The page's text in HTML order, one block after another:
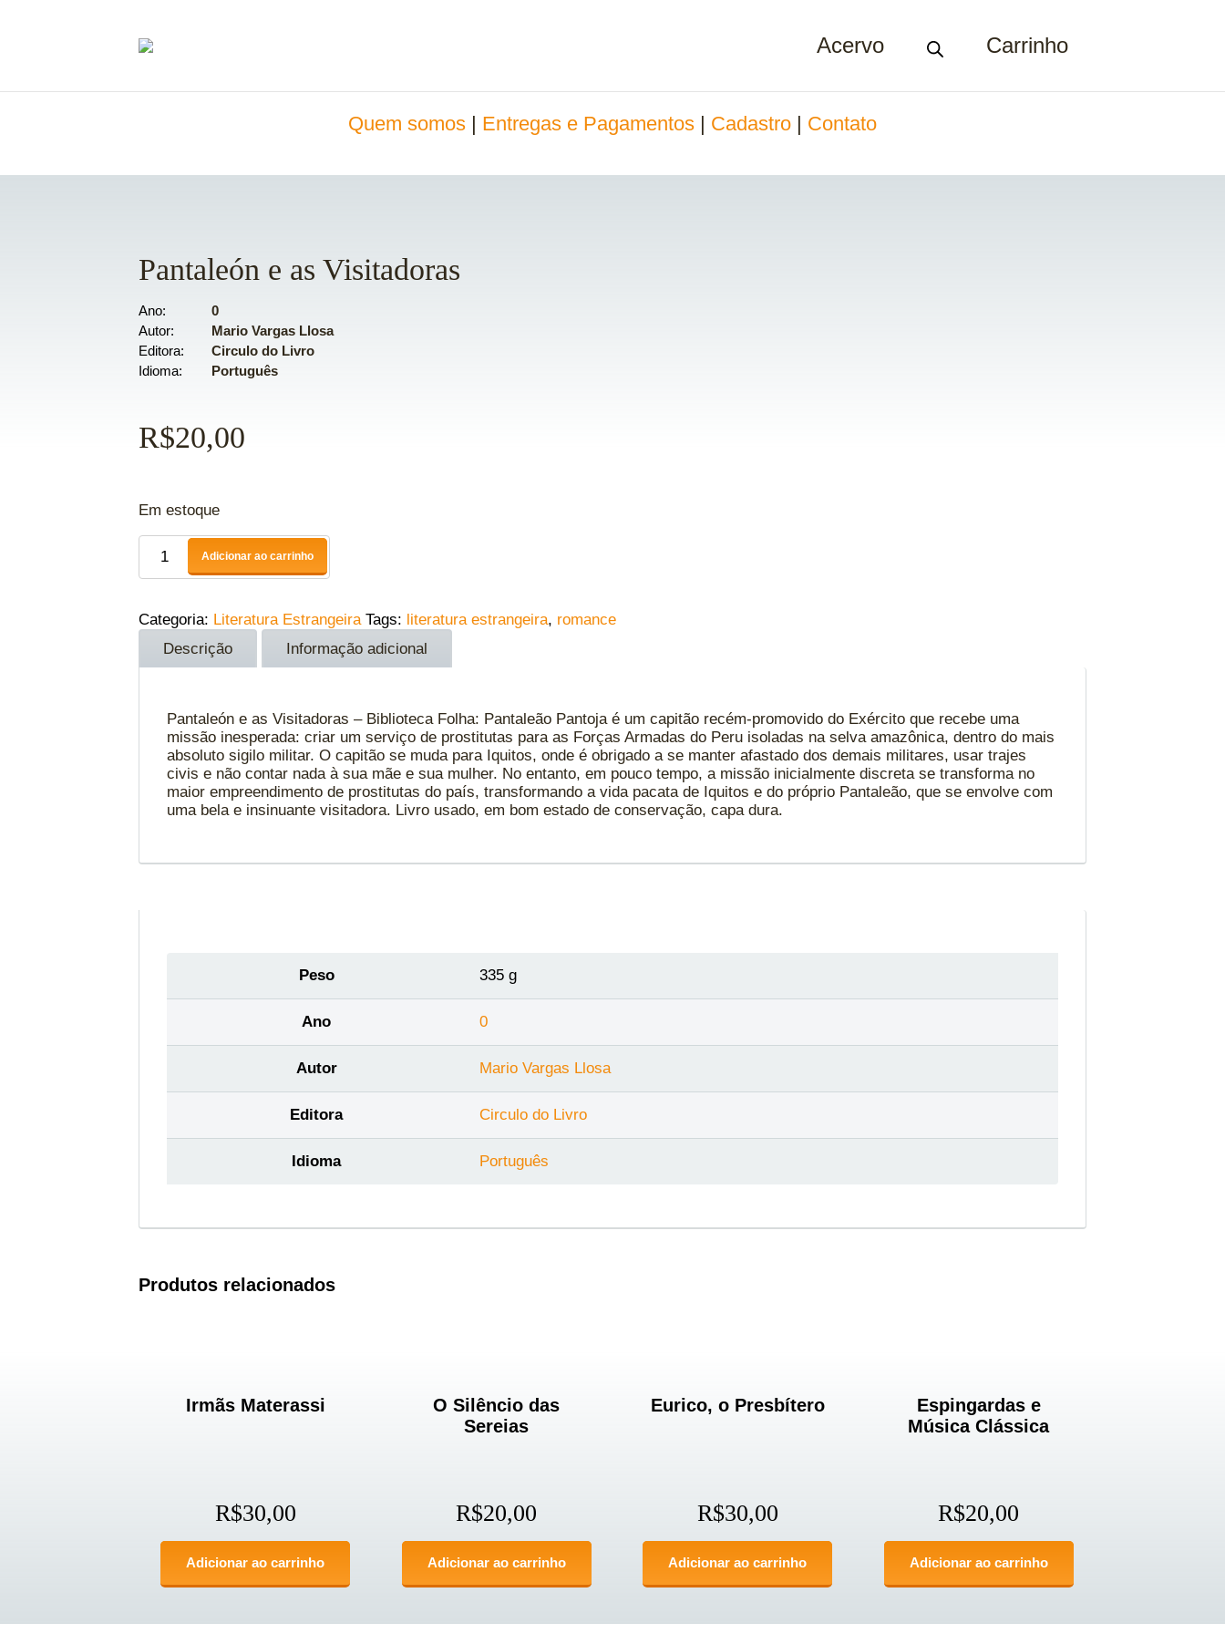
Acervo Carrinho
Quem somos Entregas e Pagamentos Cadastro Contato
Pantaleón e as Visitadoras
Ano
0
Autor
Mario Vargas Llosa
Editora
Circulo do Livro
Idioma
Português
R$20,00
Em estoque
Adicionar ao carrinho
Categoria: Literatura Estrangeira Tags: literatura estrangeira, romance
Descrição
Informação adicional
Pantaleón e as Visitadoras – Biblioteca Folha: Pantaleão Pantoja é um capitão recém-promovido do Exército que recebe uma
missão inesperada: criar um serviço de prostitutas para as Forças Armadas do Peru isoladas na selva amazônica, dentro do mais
absoluto sigilo militar. O capitão se muda para Iquitos, onde é obrigado a se manter afastado dos demais militares, usar trajes
civis e não contar nada à sua mãe e sua mulher. No entanto, em pouco tempo, a missão inicialmente discreta se transforma no
maior empreendimento de prostitutas do país, transformando a vida pacata de Iquitos e do próprio Pantaleão, que se envolve com
uma bela e insinuante visitadora. Livro usado, em bom estado de conservação, capa dura.
Peso 335 g
Ano 0
Autor Mario Vargas Llosa
Editora Circulo do Livro
Idioma Português
Produtos relacionados
Irmãs Materassi
R$30,00
Adicionar ao carrinho
O Silêncio das
Sereias
R$20,00
Adicionar ao carrinho
Eurico, o Presbítero
R$30,00
Adicionar ao carrinho
Espingardas e
Música Clássica
R$20,00
Adicionar ao carrinho